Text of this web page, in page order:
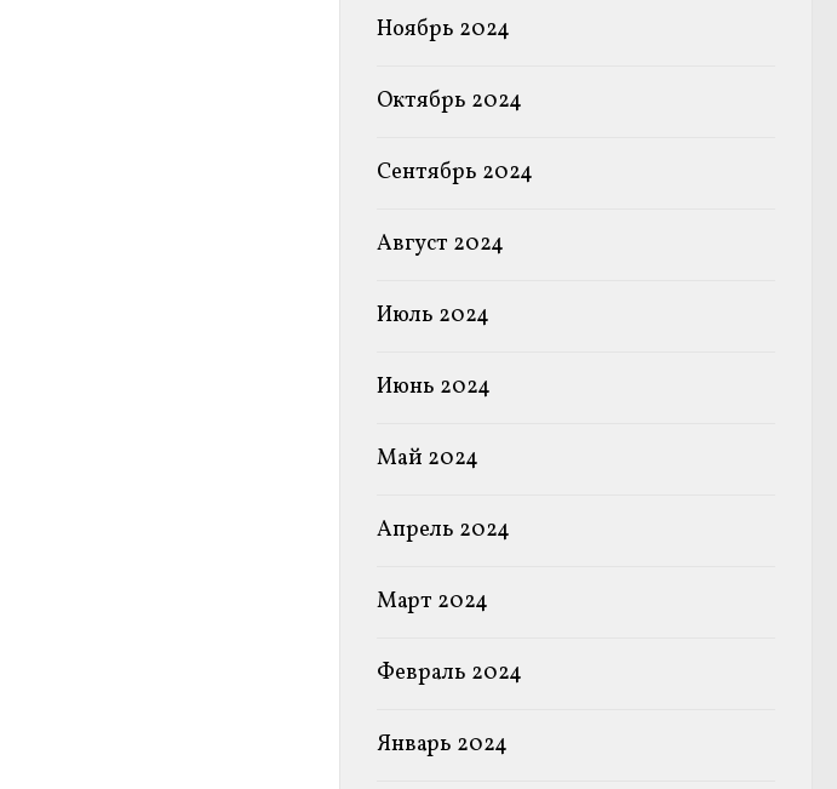
Ноябрь 2024
Октябрь 2024
Сентябрь 2024
Август 2024
Июль 2024
Июнь 2024
Май 2024
Апрель 2024
Март 2024
Февраль 2024
Январь 2024